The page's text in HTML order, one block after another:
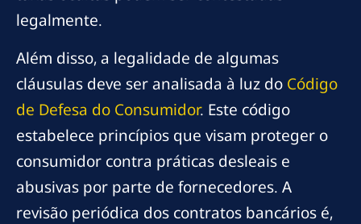
legalmente.
Além disso, a legalidade de algumas
cláusulas deve ser analisada à luz do Código
de Defesa do Consumidor. Este código
estabelece princípios que visam proteger o
consumidor contra práticas desleais e
abusivas por parte de fornecedores. A
revisão periódica dos contratos bancários é,